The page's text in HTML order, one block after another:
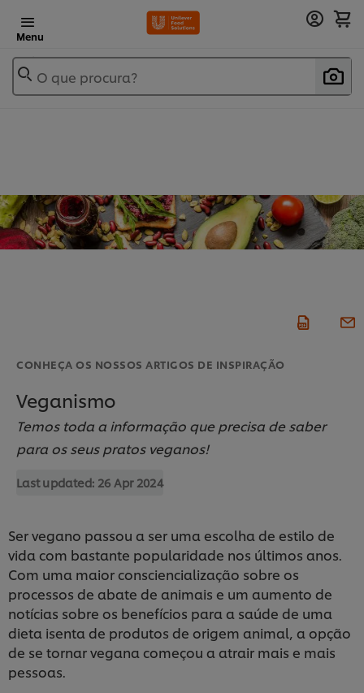
Menu
O que procura?
CONHEÇA OS NOSSOS ARTIGOS DE INSPIRAÇÃO
Veganismo
Temos toda a informação que precisa de saber
para os seus pratos veganos!
Last updated: 26 Apr 2024
Ser vegano passou a ser uma escolha de estilo de
vida com bastante popularidade nos últimos anos.
Com uma maior consciencialização sobre os
processos de abate de animais e um aumento de
notícias sobre os benefícios para a saúde de uma
dieta isenta de produtos de origem animal, a opção
de se tornar vegana começou a atrair mais e mais
pessoas.